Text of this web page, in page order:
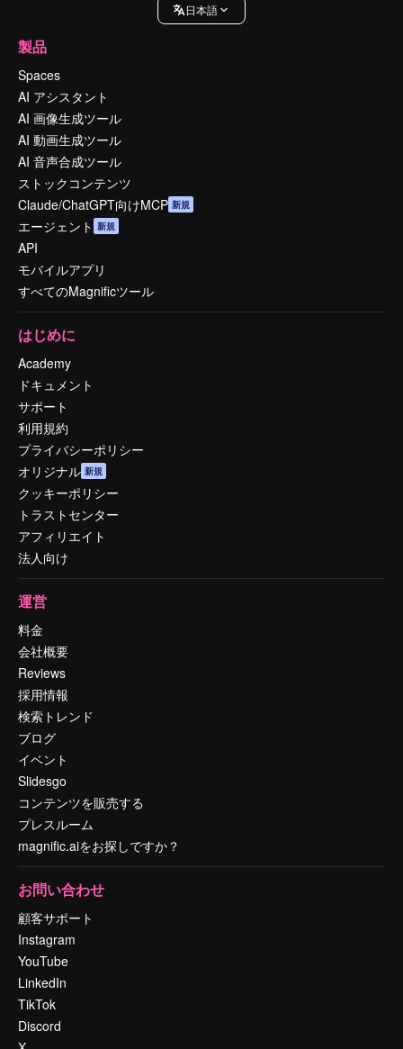
日本語
製品
Spaces
AI アシスタント
AI 画像生成ツール
AI 動画生成ツール
AI 音声合成ツール
ストックコンテンツ
Claude/ChatGPT向けMCP 新規
エージェント 新規
API
モバイルアプリ
すべてのMagnificツール
はじめに
Academy
ドキュメント
サポート
利用規約
プライバシーポリシー
オリジナル 新規
クッキーポリシー
トラストセンター
アフィリエイト
法人向け
運営
料金
会社概要
Reviews
採用情報
検索トレンド
ブログ
イベント
Slidesgo
コンテンツを販売する
プレスルーム
magnific.aiをお探しですか？
お問い合わせ
顧客サポート
Instagram
YouTube
LinkedIn
TikTok
Discord